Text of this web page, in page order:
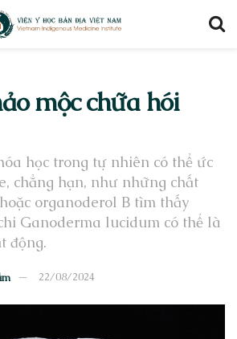
mộc chữa hói
học trong tự nhiên có thể ức
chẳng hạn, như những chất
organoderol B tìm thấy
Ganoderma lucidum có thể là
động.
22/08/2024